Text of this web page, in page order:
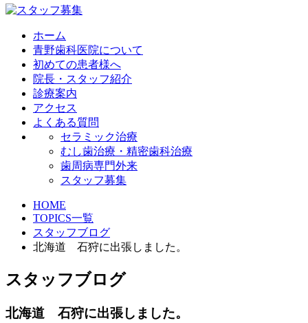
ホーム
青野歯科医院について
初めての患者様へ
院長・スタッフ紹介
診療案内
アクセス
よくある質問
セラミック治療
むし歯治療・精密歯科治療
歯周病専門外来
スタッフ募集
HOME
TOPICS一覧
スタッフブログ
北海道 石狩に出張しました。
スタッフブログ
北海道 石狩に出張しました。